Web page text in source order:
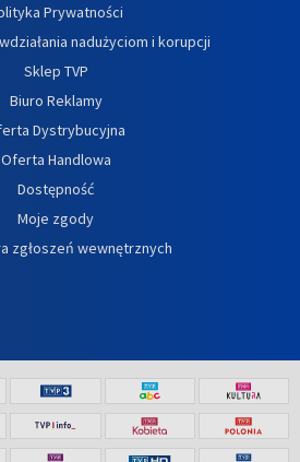
Prywatności
nadużyciom i korupcji
Sklep TVP
Biuro Reklamy
Dystrybucyjna
Oferta Handlowa
Dostępność
Moje zgody
zgłoszeń wewnętrznych